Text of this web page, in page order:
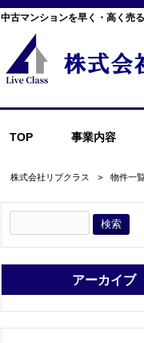
中古マンションを早く・高く売
TOP 事業内容
株式会社リブクラス > 物件一
アーカイブ